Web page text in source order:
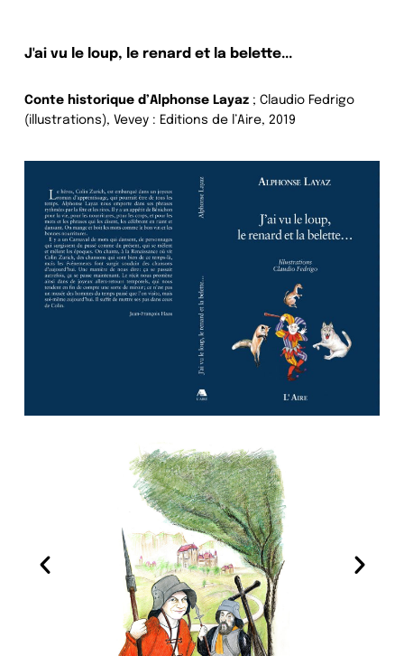
J'ai vu le loup, le renard et la belette...
Conte historique d’Alphonse Layaz; Claudio Fedrigo
(illustrations), Vevey : Editions de l’Aire, 2019